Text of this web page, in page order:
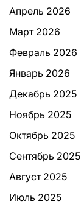
Апрель 2026
Март 2026
Февраль 2026
Январь 2026
Декабрь 2025
Ноябрь 2025
Октябрь 2025
Сентябрь 2025
Август 2025
Июль 2025